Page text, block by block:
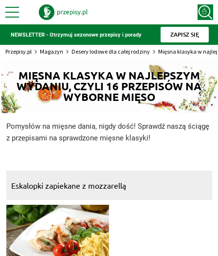
NEWSLETTER - Otrzymuj sezonowe przepisy i porady ZAPISZ SIĘ
Przepisy.pl Magazyn Desery lodowe dla całej rodziny Mięsna klasyka w
MIĘSNA KLASYKA W NAJLEPSZYM
WYDANIU, CZYLI 16 PRZEPISÓW NA
WYBORNE MIĘSO
Pomysłów na mięsne dania, nigdy dość! Sprawdź naszą ściągę
z przepisami na sprawdzone mięsne klasyki!
Eskalopki zapiekane z mozzarellą